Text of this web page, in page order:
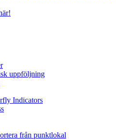
uppföljning
Indicators
från punktlokal